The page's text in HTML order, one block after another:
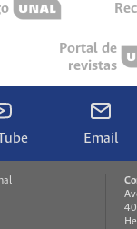
Portal de
revistas
Email